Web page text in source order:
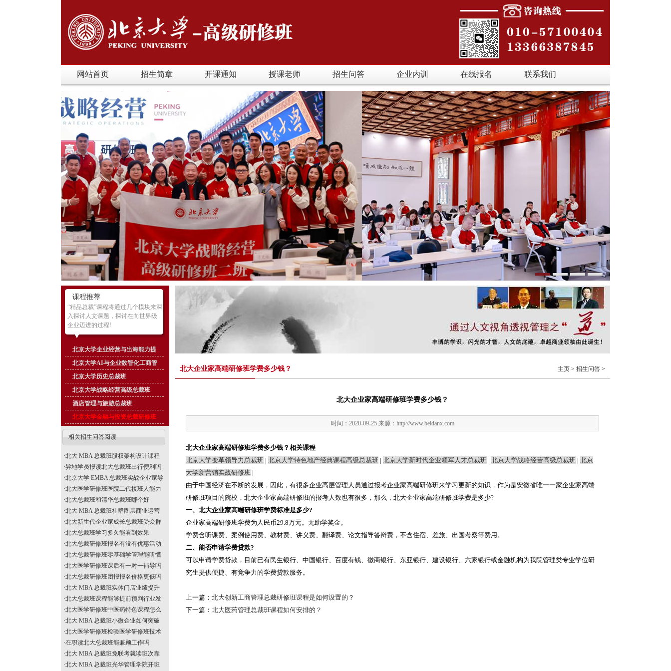
网站首页 招生简章 开课通知 授课老师 招生问答 企业内训 在线报名 联系我们
课程推荐
“精品总裁”课程将通过几个模块来深
入探讨人文课题，探讨在向世界级
企业迈进的过程!
北京大学企业经营与出海能力提
北京大学AI与企业数智化工商管
北京大学历史总裁班
北京大学战略经营高级总裁班
酒店管理与旅游总裁班
北京大学金融与投资总裁研修班
相关招生问答阅读
·北大 MBA 总裁班股权架构设计课程
·异地学员报读北大总裁班出行便利吗
·北京大学 EMBA 总裁班实战企业家导
·北大医学研修班医院二代接班人能力
·北大总裁班和清华总裁班哪个好
·北大 MBA 总裁班社群圈层商业运营
·北大新生代企业家成长总裁班受众群
·北大总裁班学习多久能看到效果
·北大总裁研修班报名有没有优惠活动
·北大总裁研修班零基础学管理能听懂
·北大医学研修班课后有一对一辅导吗
·北大总裁研修班团报报名价格更低吗
·北大 MBA 总裁班实体门店业绩提升
·北大总裁班课程能够提前预判行业发
·北大医学研修班中医药特色课程怎么
·北大 MBA 总裁班小微企业如何突破
·北大医学研修班检验医学研修班技术
·在职读北大总裁班能兼顾工作吗
·北大 MBA 总裁班免联考就读班次靠
·北大 MBA 总裁班光华管理学院开班
北大企业家高端研修班学费多少钱？ 主页 > 招生问答 >
北大企业家高端研修班学费多少钱？
时间： 2020-09-25 来源： http://www.beidanx.com
北大企业家高端研修班学费多少钱？相关课程
北京大学变革领导力总裁班 | 北京大学特色地产经典课程高级总裁班 | 北京大学新时代企业领军人才总裁班 | 北京大学战略经营高级总裁班 | 北京
大学新营销实战研修班 |
由于中国经济在不断的发展，因此，有很多企业高层管理人员通过报考企业家高端研修班来学习更新的知识，作为是安徽省唯一一家企业家高端
研修班项目的院校，北大企业家高端研修班的报考人数也有很多，那么，北大企业家高端研修班学费是多少?
一、北大企业家高端研修班学费标准是多少?
企业家高端研修班学费为人民币29.8万元。无助学奖金。
学费含听课费、案例使用费、教材费、讲义费、翻译费、论文指导答辩费，不含住宿、差旅、出国考察等费用。
二、能否申请学费贷款?
可以申请学费贷款，目前已有民生银行、中国银行、百度有钱、徽商银行、东亚银行、建设银行、六家银行或金融机构为我院管理类专业学位研
究生提供便捷、有竞争力的学费贷款服务。
上一篇： 北大创新工商管理总裁研修班课程是如何设置的？
下一篇： 北大医药管理总裁班课程如何安排的？